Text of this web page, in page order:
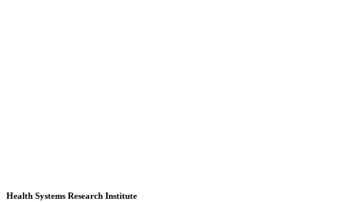
Health Systems Research Institute